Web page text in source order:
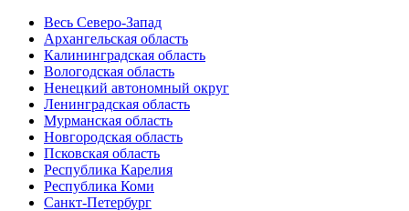
Весь Северо-Запад
Архангельская область
Калининградская область
Вологодская область
Ненецкий автономный округ
Ленинградская область
Мурманская область
Новгородская область
Псковская область
Республика Карелия
Республика Коми
Санкт-Петербург